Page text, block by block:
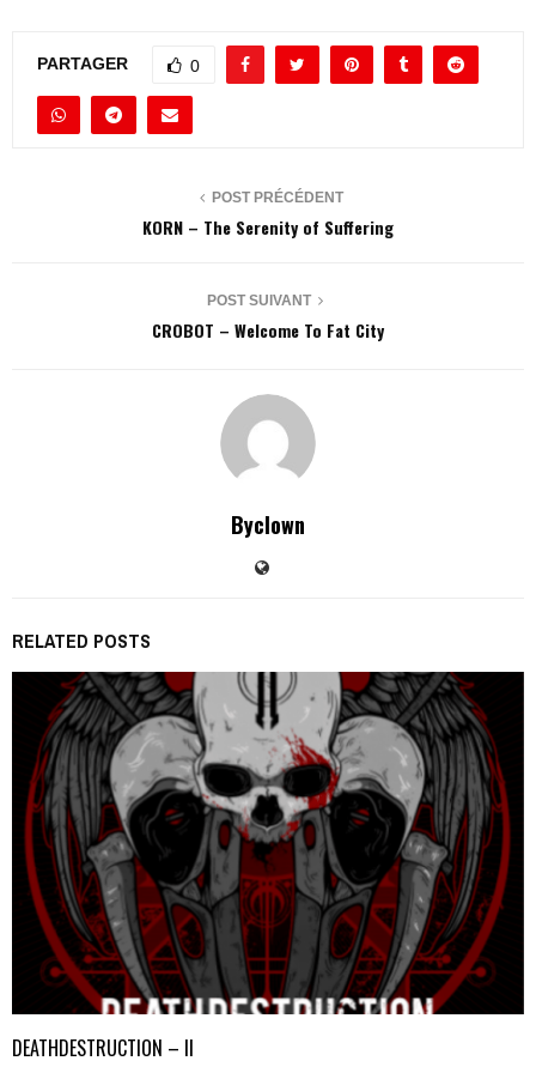
PARTAGER 0
POST PRÉCÉDENT
KORN – The Serenity of Suffering
POST SUIVANT
CROBOT – Welcome To Fat City
Byclown
RELATED POSTS
DEATHDESTRUCTION – II